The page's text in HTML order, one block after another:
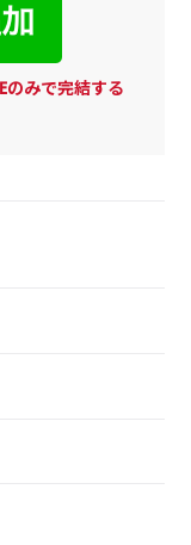
みで完結する